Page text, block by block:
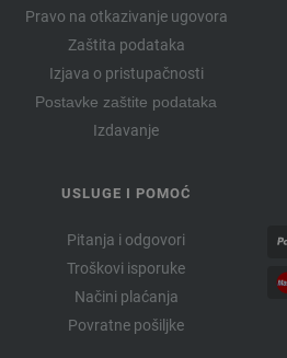
Pravo na otkazivanje ugovora
Zaštita podataka
Izjava o pristupačnosti
Postavke zaštite podataka
Izdavanje
USLUGE I POMOĆ
Pitanja i odgovori
Troškovi isporuke
Načini plaćanja
Povratne pošiljke